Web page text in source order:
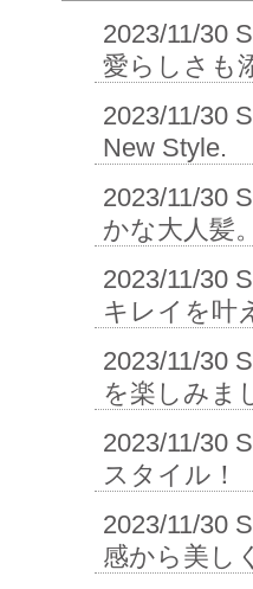
2023/11/30
愛らしさも
2023/11/30
New Style.
2023/11/30
かな大人髪。
2023/11/30
キレイを叶
2023/11/30
を楽しみま
2023/11/30
スタイル！
2023/11/30
感から美し